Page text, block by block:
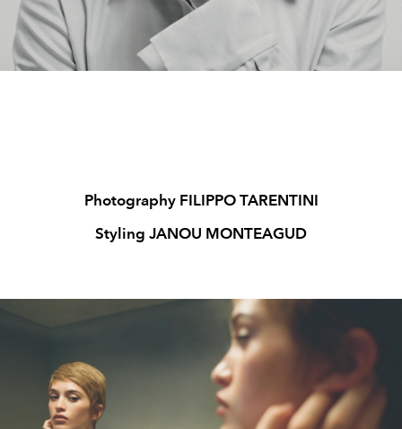
Photography FILIPPO TARENTINI
Styling JANOU MONTEAGUD